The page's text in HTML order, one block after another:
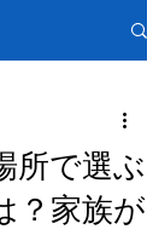
所で選ぶ
？家族が